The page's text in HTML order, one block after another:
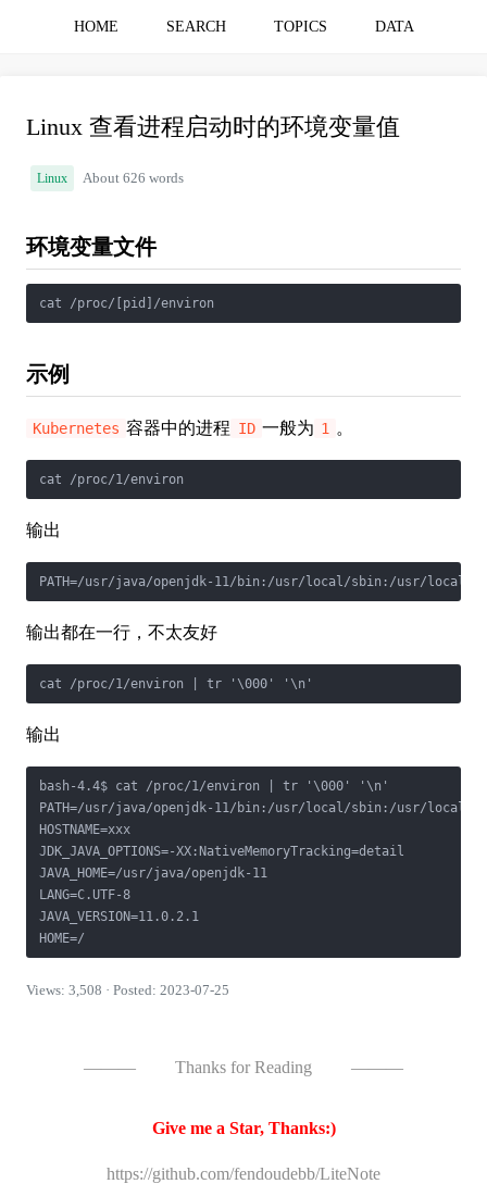
HOME SEARCH TOPICS DATA
Linux 查看进程启动时的环境变量值
Linux About 626 words
环境变量文件
cat /proc/[pid]/environ
示例
Kubernetes 容器中的进程 ID 一般为 1 。
cat /proc/1/environ
输出
PATH=/usr/java/openjdk-11/bin:/usr/local/sbin:/usr/local/bin:/usr/
输出都在一行，不太友好
cat /proc/1/environ | tr '\000' '\n'
输出
bash-4.4$ cat /proc/1/environ | tr '\000' '\n'
PATH=/usr/java/openjdk-11/bin:/usr/local/sbin:/usr/
HOSTNAME=xxx
JDK_JAVA_OPTIONS=-XX:NativeMemoryTracking=detail
JAVA_HOME=/usr/java/openjdk-11
LANG=C.UTF-8
JAVA_VERSION=11.0.2.1
HOME=/
Views: 3,508 · Posted: 2023-07-25
——— Thanks for Reading ———
Give me a Star, Thanks:)
https://github.com/fendoudebb/LiteNote